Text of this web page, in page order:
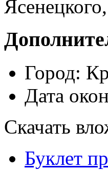
Город:
Дата
Скачать
Буклет